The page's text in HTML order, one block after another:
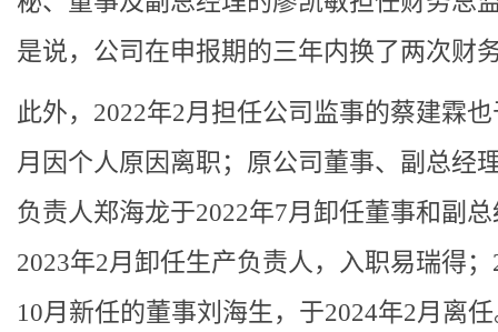
是说，公司在申报期的三年内换了两次财
此外，2022年2月担任公司监事的蔡建霖
月因个人原因离职；原公司董事、副总经
负责人郑海龙于2022年7月卸任董事和副
2023年2月卸任生产负责人，入职易瑞得；
10月新任的董事刘海生，于2024年2月离